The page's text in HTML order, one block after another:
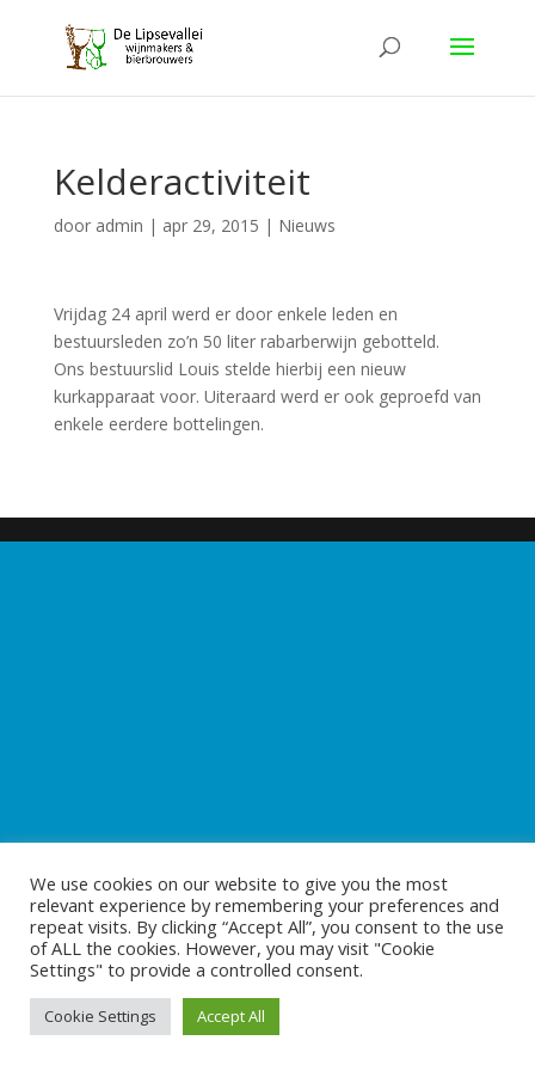
Kelderactiviteit
door admin | apr 29, 2015 | Nieuws
Vrijdag 24 april werd er door enkele leden en
bestuursleden zo’n 50 liter rabarberwijn gebotteld.
Ons bestuurslid Louis stelde hierbij een nieuw
kurkapparaat voor. Uiteraard werd er ook geproefd van
enkele eerdere bottelingen.
We use cookies on our website to give you the most
relevant experience by remembering your preferences and
repeat visits. By clicking “Accept All”, you consent to the use
of ALL the cookies. However, you may visit "Cookie
Settings" to provide a controlled consent.
Cookie Settings Accept All